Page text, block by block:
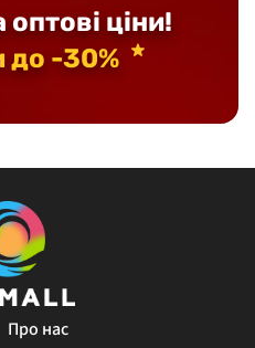
ціни!
-30%
Про нас